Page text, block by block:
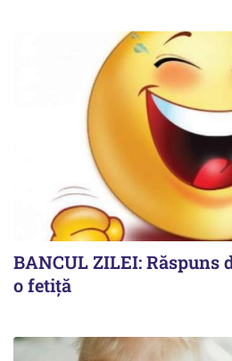
BANCUL ZILEI: Răspuns
o fetiță